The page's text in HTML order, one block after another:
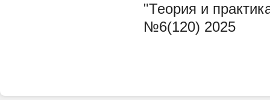
"Теория и
№6(120) 2025